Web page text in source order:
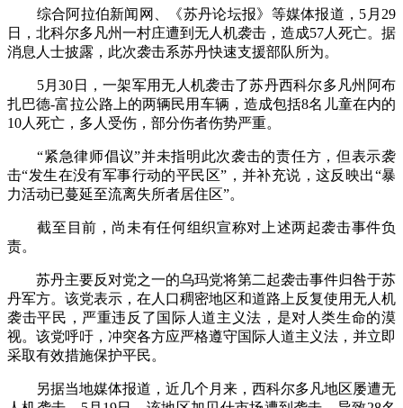
综合阿拉伯新闻网、《苏丹论坛报》等媒体报道，5月29
日，北科尔多凡州一村庄遭到无人机袭击，造成57人死亡。据
消息人士披露，此次袭击系苏丹快速支援部队所为。
5月30日，一架军用无人机袭击了苏丹西科尔多凡州阿布
扎巴德-富拉公路上的两辆民用车辆，造成包括8名儿童在内的
10人死亡，多人受伤，部分伤者伤势严重。
“紧急律师倡议”并未指明此次袭击的责任方，但表示袭
击“发生在没有军事行动的平民区”，并补充说，这反映出“暴
力活动已蔓延至流离失所者居住区”。
截至目前，尚未有任何组织宣称对上述两起袭击事件负
责。
苏丹主要反对党之一的乌玛党将第二起袭击事件归咎于苏
丹军方。该党表示，在人口稠密地区和道路上反复使用无人机
袭击平民，严重违反了国际人道主义法，是对人类生命的漠
视。该党呼吁，冲突各方应严格遵守国际人道主义法，并立即
采取有效措施保护平民。
另据当地媒体报道，近几个月来，西科尔多凡地区屡遭无